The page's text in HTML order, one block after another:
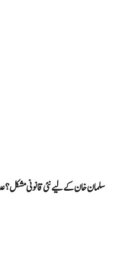
سلمان خان کے لیے نئی قانونی مشکل؟